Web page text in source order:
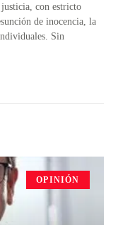
con estricto
de inocencia, la
Sin
OPINIÓN